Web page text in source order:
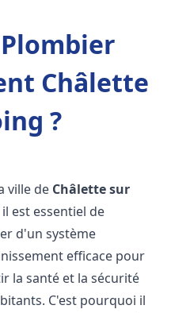
Châlette
?
ville de Châlette sur
il est essentiel de
d'un système
efficace pour
la santé et la sécurité
C'est pourquoi il